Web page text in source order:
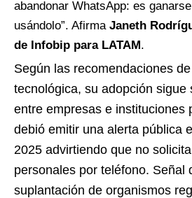
abandonar WhatsApp: es
usándolo”. Afirma Janeth
de Infobip para LATAM.
Según las recomendaciones
tecnológica, su adopción sigue
entre empresas e instituciones
debió emitir una alerta pública
2025 advirtiendo que no
personales por teléfono. Señal
suplantación de organismos